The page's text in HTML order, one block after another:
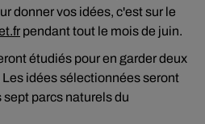
donner vos idées, c'est sur le
pendant tout le mois de juin.
étudiés pour en garder deux
idées sélectionnées seront
parcs naturels du